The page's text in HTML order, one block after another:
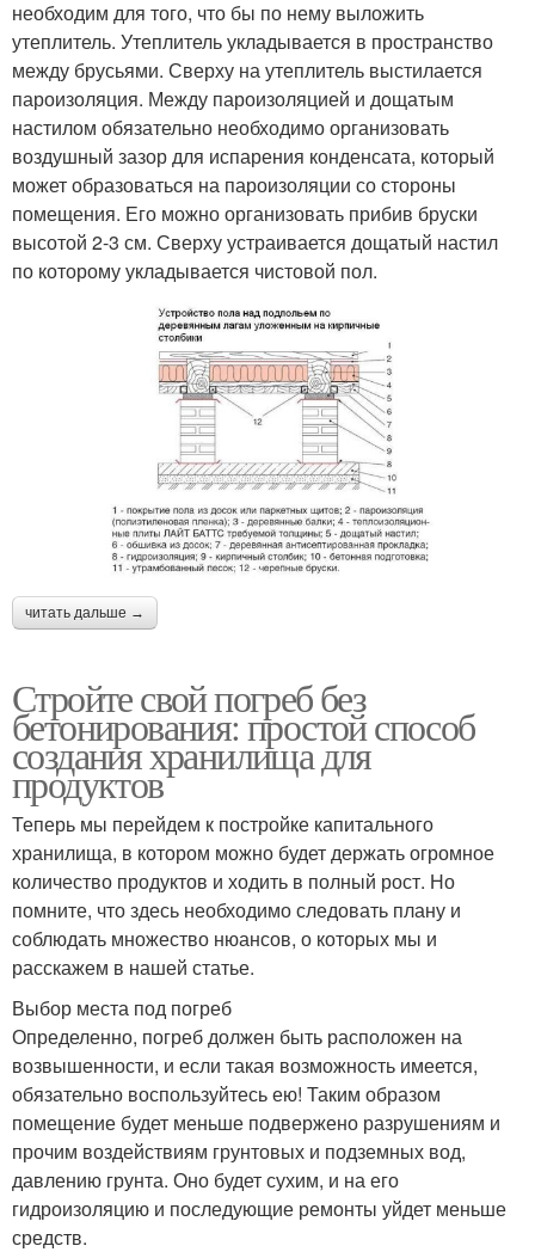
необходим для того, что бы по нему выложить
утеплитель. Утеплитель укладывается в пространство
между брусьями. Сверху на утеплитель выстилается
пароизоляция. Между пароизоляцией и дощатым
настилом обязательно необходимо организовать
воздушный зазор для испарения конденсата, который
может образоваться на пароизоляции со стороны
помещения. Его можно организовать прибив бруски
высотой 2-3 см. Сверху устраивается дощатый настил
по которому укладывается чистовой пол.
читать дальше →
Стройте свой погреб без
бетонирования: простой способ
создания хранилища для
продуктов
Теперь мы перейдем к постройке капитального
хранилища, в котором можно будет держать огромное
количество продуктов и ходить в полный рост. Но
помните, что здесь необходимо следовать плану и
соблюдать множество нюансов, о которых мы и
расскажем в нашей статье.
Выбор места под погреб
Определенно, погреб должен быть расположен на
возвышенности, и если такая возможность имеется,
обязательно воспользуйтесь ею! Таким образом
помещение будет меньше подвержено разрушениям и
прочим воздействиям грунтовых и подземных вод,
давлению грунта. Оно будет сухим, и на его
гидроизоляцию и последующие ремонты уйдет меньше
средств.